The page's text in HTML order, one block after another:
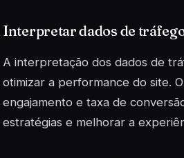
Interpretar dados de
A interpretação dos dados de
otimizar a performance do site.
engajamento e taxa de
estratégias e melhorar a